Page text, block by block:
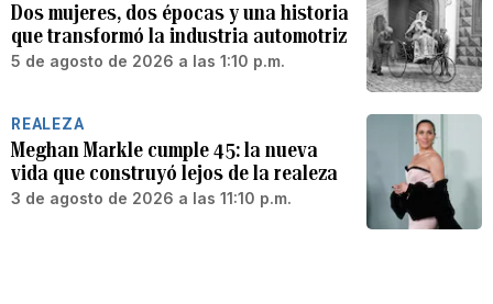
Dos mujeres, dos épocas y una historia
que transformó la industria automotriz
5 de agosto de 2026 a las 1:10 p.m.
REALEZA
Meghan Markle cumple 45: la nueva
vida que construyó lejos de la realeza
3 de agosto de 2026 a las 11:10 p.m.